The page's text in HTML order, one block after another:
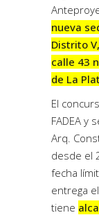
nueva
Distrito
calle 43
de La
El
FADEA y
Arq.
desde el
fecha
entrega
tiene